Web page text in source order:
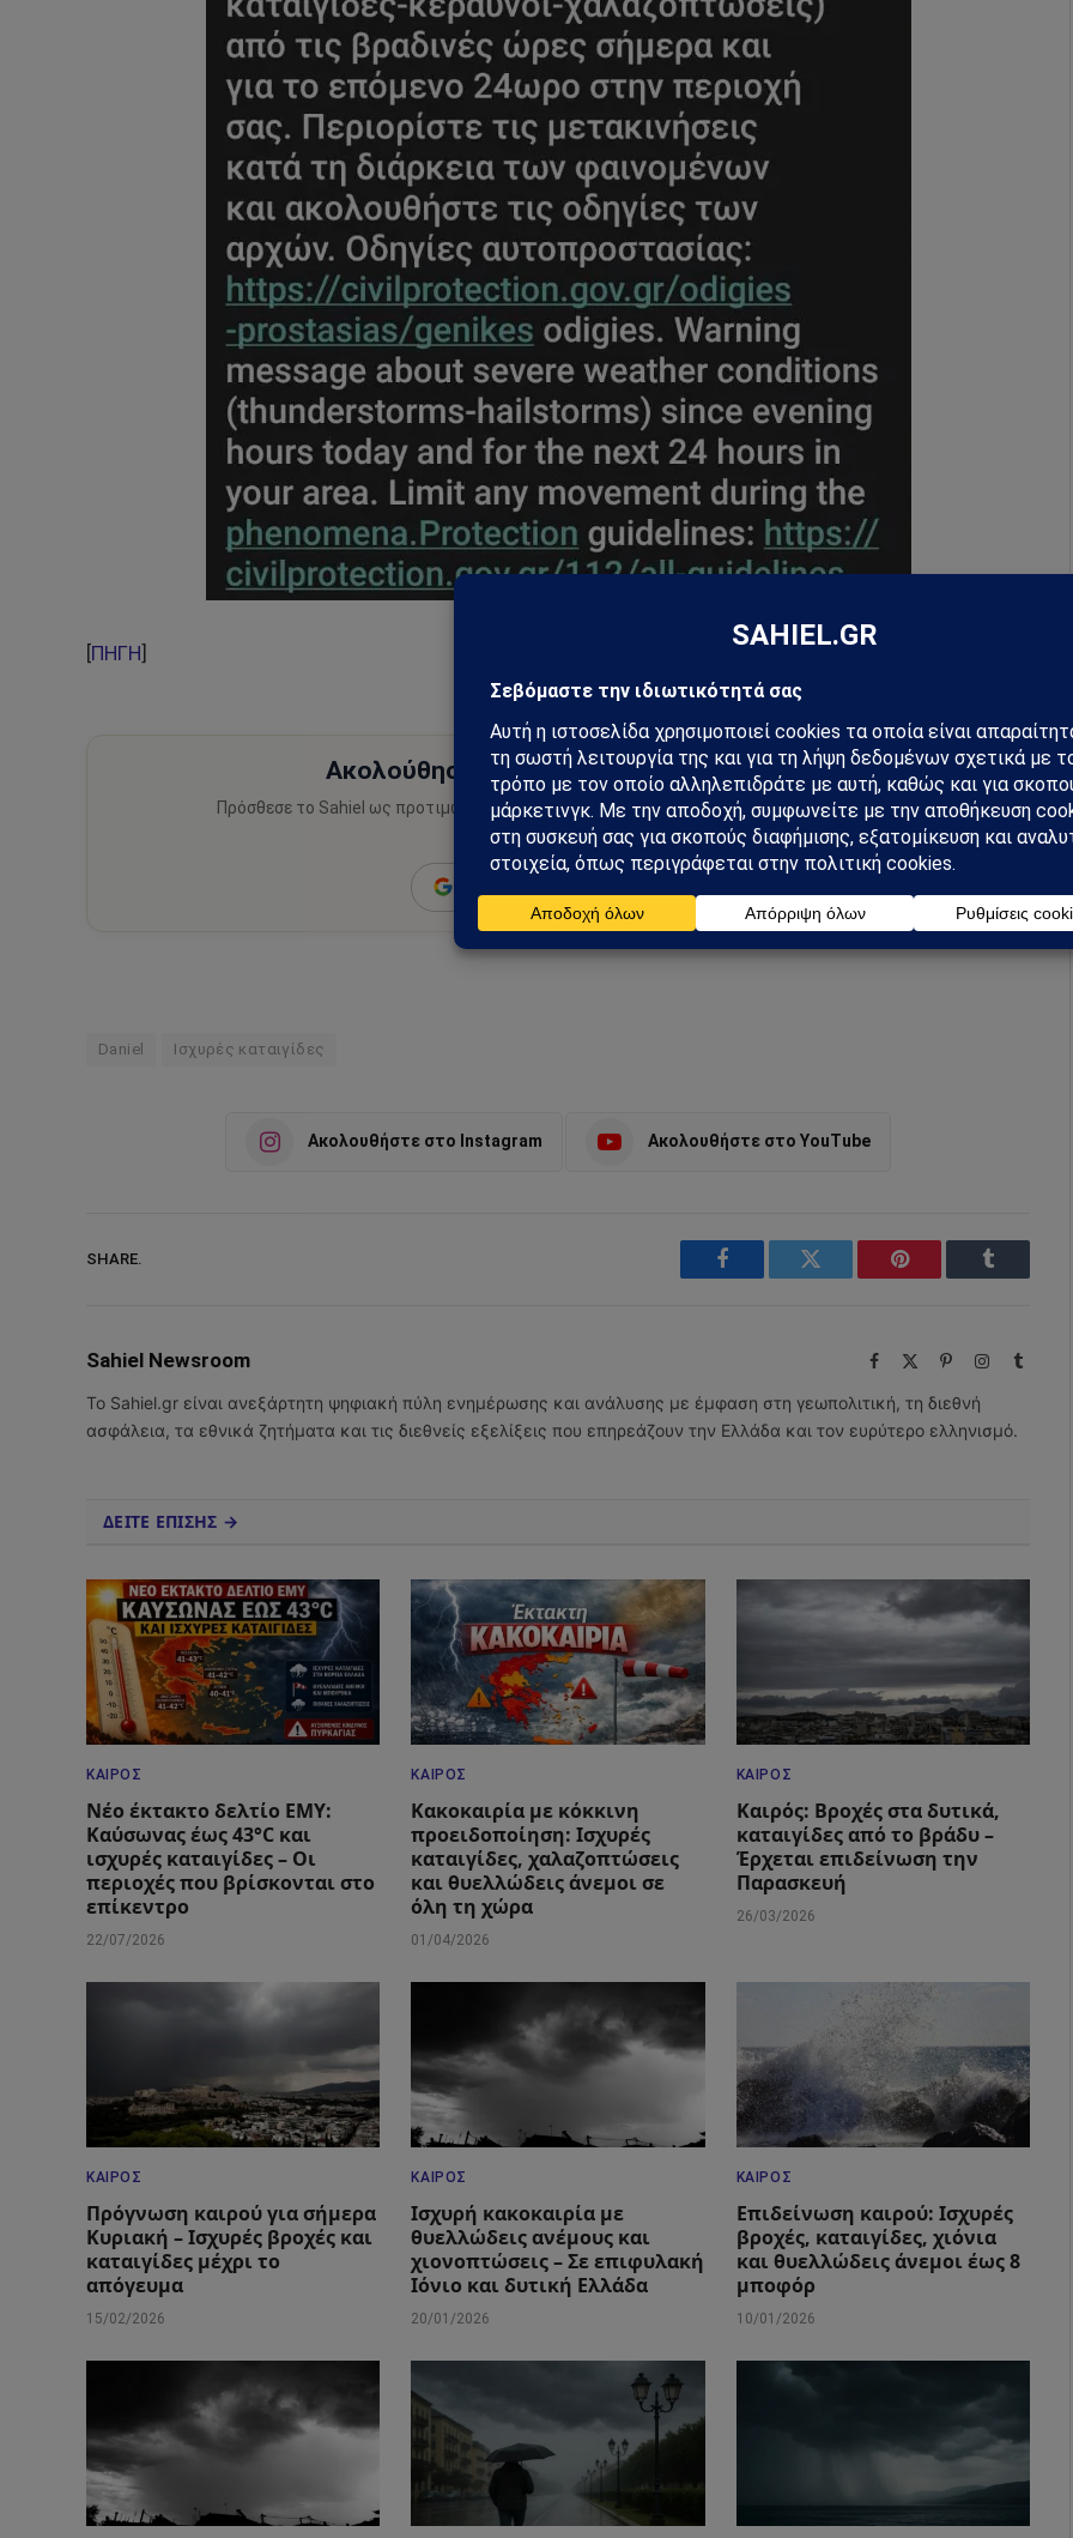
ΠΗΓΗ
Ακολούθησε το Sahiel στο Google News
Πρόσθεσε το Sahiel ως προτιμώμενη πηγή για να λαμβάνεις πρώτος τις σημαντικότερες
ειδήσεις και αναλύσεις.
Daniel Ισχυρές καταιγίδες
Ακολουθήστε στο Instagram Ακολουθήστε στο YouTube
SHARE.
Facebook Twitter Pinterest Tumblr
Sahiel Newsroom Facebook PinterestInstagramTumblr
Το Sahiel.gr είναι ανεξάρτητη ψηφιακή πύλη ενημέρωσης και ανάλυσης με έμφαση στη γεωπολιτική, τη διεθνή
ασφάλεια, τα εθνικά ζητήματα και τις διεθνείς εξελίξεις που επηρεάζουν την Ελλάδα και τον ευρύτερο ελληνισμό.
ΔΕΙΤΕ ΕΠΙΣΗΣ →
ΚΑΙΡΌΣ
Νέο έκτακτο δελτίο ΕΜΥ:
Καύσωνας έως 43°C και
ισχυρές καταιγίδες – Οι
περιοχές που βρίσκονται στο
επίκεντρο
22/07/2026
ΚΑΙΡΌΣ
Κακοκαιρία με κόκκινη
προειδοποίηση: Ισχυρές
καταιγίδες, χαλαζοπτώσεις
και θυελλώδεις άνεμοι σε
όλη τη χώρα
01/04/2026
ΚΑΙΡΌΣ
Καιρός: Βροχές στα δυτικά,
καταιγίδες από το βράδυ –
Έρχεται επιδείνωση την
Παρασκευή
26/03/2026
ΚΑΙΡΌΣ
Πρόγνωση καιρού για σήμερα
Κυριακή – Ισχυρές βροχές και
καταιγίδες μέχρι το
απόγευμα
15/02/2026
ΚΑΙΡΌΣ
Ισχυρή κακοκαιρία με
θυελλώδεις ανέμους και
χιονοπτώσεις – Σε επιφυλακή
Ιόνιο και δυτική Ελλάδα
20/01/2026
ΚΑΙΡΌΣ
Επιδείνωση καιρού: Ισχυρές
βροχές, καταιγίδες, χιόνια
και θυελλώδεις άνεμοι έως 8
μποφόρ
10/01/2026